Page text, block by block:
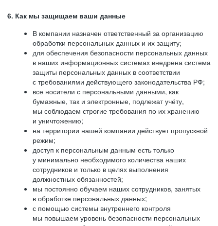
6. Как мы защищаем ваши данные
В компании назначен ответственный за организацию
обработки персональных данных и их защиту;
для обеспечения безопасности персональных данных
в наших информационных системах внедрена система
защиты персональных данных в соответствии
с требованиями действующего законодательства РФ;
все носители с персональными данными, как
бумажные, так и электронные, подлежат учёту,
мы соблюдаем строгие требования по их хранению
и уничтожению;
на территории нашей компании действует пропускной
режим;
доступ к персональным данным есть только
у минимально необходимого количества наших
сотрудников и только в целях выполнения
должностных обязанностей;
мы постоянно обучаем наших сотрудников, занятых
в обработке персональных данных;
с помощью системы внутреннего контроля
мы повышаем уровень безопасности персональных